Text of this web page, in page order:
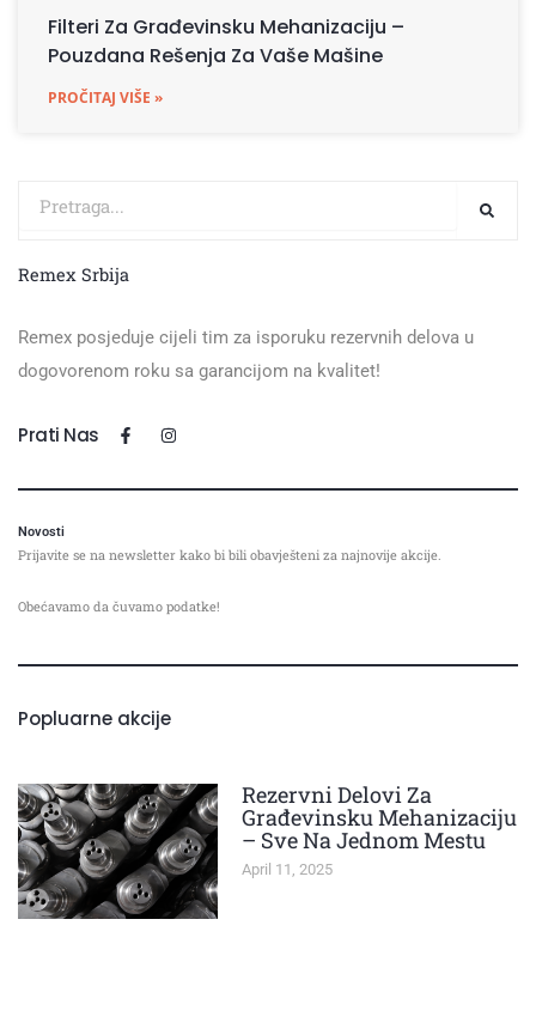
Filteri Za Građevinsku Mehanizaciju –
Pouzdana Rešenja Za Vaše Mašine
PROČITAJ VIŠE »
Remex Srbija
Remex posjeduje cijeli tim za isporuku rezervnih delova u
dogovorenom roku sa garancijom na kvalitet!
Prati Nas F
a
b
-
I
n
a
m
Novosti
Prijavite se na newsletter kako bi bili obavješteni za najnovije akcije.
Obećavamo da čuvamo podatke!
Popluarne akcije
Rezervni Delovi Za
Građevinsku Mehanizaciju
– Sve Na Jednom Mestu
April 11, 2025